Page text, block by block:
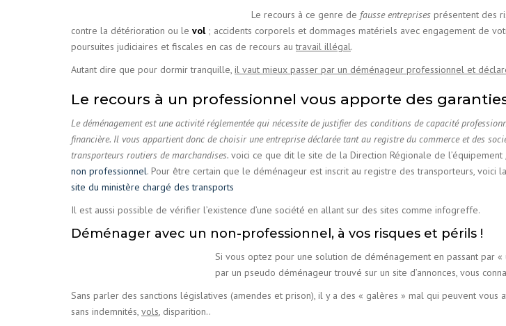
Le recours à ce genre de fausse entreprises présentent des
contre la détérioration ou le vol; accidents corporels et dommages matériels avec engagement de
poursuites judiciaires et fiscales en cas de recours autravail illégal.
Autant dire que pour dormir tranquille, il vaut mieux passer par un déménageur professionnel et
Le recours à un professionnel vous apporte des
Le déménagement est une activité réglementée qui nécessite de justifier des conditions de capacité
financière. Il vous appartient donc de choisir une entreprise déclarée tant au registre du commerce et des
transporteurs routiers de marchandises. voici ce que dit le site de la Direction Régionale de l’équipement ,
non professionnel. Pour être certain que le déménageur est inscrit au registre des transporteurs, voici
site du ministère chargé des transports
Il est aussi possible de vérifier l’existence d’une société en allant sur des sites comme infogreffe.
Déménager avec un non-professionnel, à vos risques et périls !
Si vous optez pour une solution de déménagement en passant par «
par un pseudo déménageur trouvé sur un site d’annonces, vous
Sans parler des sanctions législatives (amendes et prison), il y a des « galères » mal qui peuvent vous
sans indemnités, vols , disparition..